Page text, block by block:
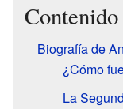
Contenido
Biografía de
¿Cómo
La